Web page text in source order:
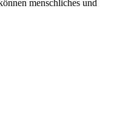
menschliches und